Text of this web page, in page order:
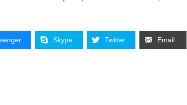
Skype Twitter Email